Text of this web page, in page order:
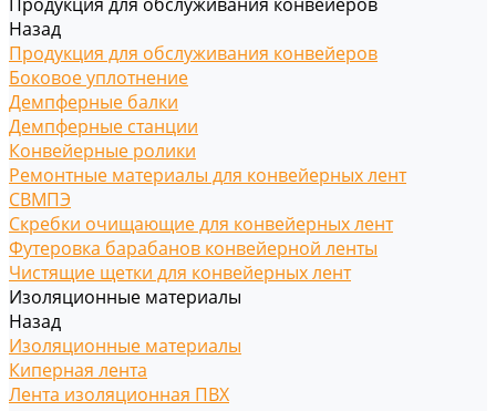
Назад
Продукция для обслуживания конвейеров
Боковое уплотнение
Демпферные балки
Демпферные станции
Конвейерные ролики
Ремонтные материалы для конвейерных лент
СВМПЭ
Скребки очищающие для конвейерных лент
Футеровка барабанов конвейерной ленты
Чистящие щетки для конвейерных лент
Изоляционные материалы
Назад
Изоляционные материалы
Киперная лента
Лента изоляционная ПВХ